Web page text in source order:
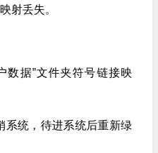
射丢失。
数据”文件夹符号链接映
系统，待进系统后重新绿